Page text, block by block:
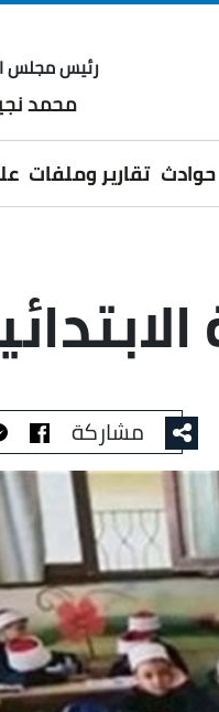
رئيس مجلس
محمد
حوادث تقارير وملفات
مشاركة